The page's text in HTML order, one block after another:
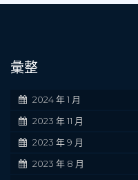
彙整
2024 年 1 月
2023 年 11 月
2023 年 9 月
2023 年 8 月